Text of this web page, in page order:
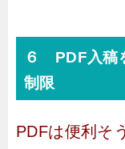
６ PDF入稿
制限
PDFは便利そ